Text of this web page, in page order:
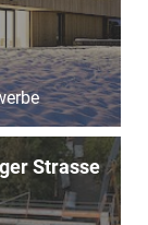
Strasse